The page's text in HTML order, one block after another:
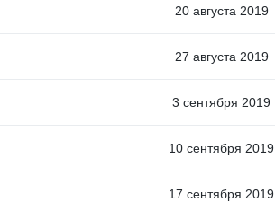
20 августа 2019
27 августа 2019
3 сентября 2019
10 сентября 2019
17 сентября 2019